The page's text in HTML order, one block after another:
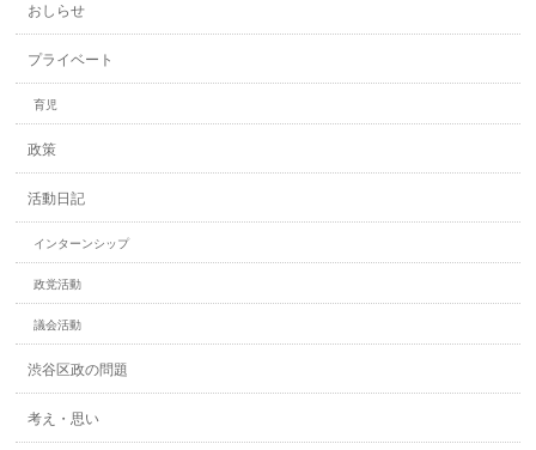
おしらせ
プライベート
育児
政策
活動日記
インターンシップ
政党活動
議会活動
渋谷区政の問題
考え・思い